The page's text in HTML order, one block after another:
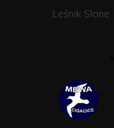
Leśnik Słone